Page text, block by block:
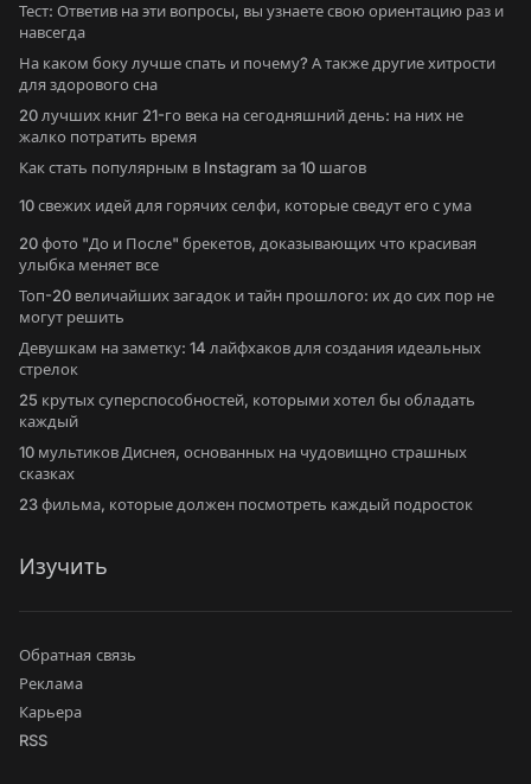
Тест: Ответив на эти вопросы, вы узнаете свою ориентацию раз и
навсегда
На каком боку лучше спать и почему? А также другие хитрости
для здорового сна
20 лучших книг 21-го века на сегодняшний день: на них не
жалко потратить время
Как стать популярным в Instagram за 10 шагов
10 свежих идей для горячих селфи, которые сведут его с ума
20 фото "До и После" брекетов, доказывающих что красивая
улыбка меняет все
Топ-20 величайших загадок и тайн прошлого: их до сих пор не
могут решить
Девушкам на заметку: 14 лайфхаков для создания идеальных
стрелок
25 крутых суперспособностей, которыми хотел бы обладать
каждый
10 мультиков Диснея, основанных на чудовищно страшных
сказках
23 фильма, которые должен посмотреть каждый подросток
Изучить
Обратная связь
Реклама
Карьера
RSS